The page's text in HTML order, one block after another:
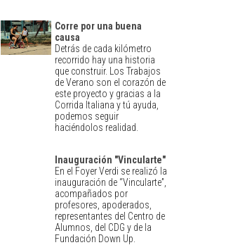
Corre por una buena
causa
Detrás de cada kilómetro
recorrido hay una historia
que construir. Los Trabajos
de Verano son el corazón de
este proyecto y gracias a la
Corrida Italiana y tú ayuda,
podemos seguir
haciéndolos realidad.
Inauguración "Vincularte"
En el Foyer Verdi se realizó la
inauguración de “Vincularte”,
acompañados por
profesores, apoderados,
representantes del Centro de
Alumnos, del CDG y de la
Fundación Down Up.